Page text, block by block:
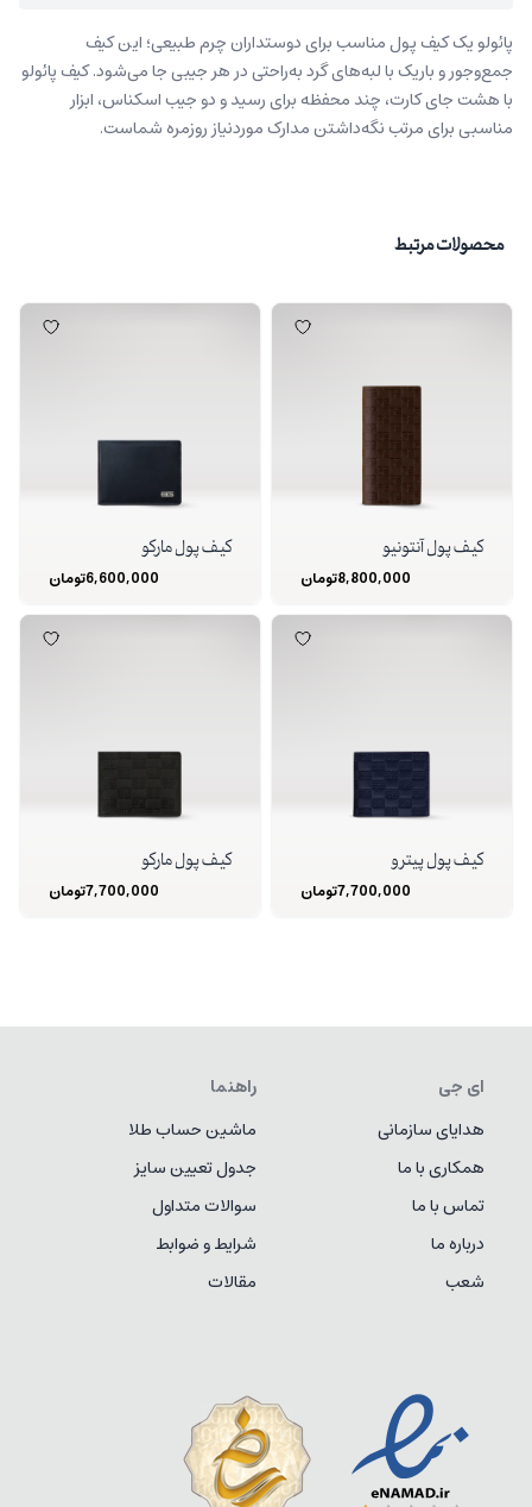
پائولو یک کیف پول مناسب برای دوستداران چرم طبیعی؛ این کیف
جمع‌وجور و باریک با لبه‌های گرد به‌راحتی در هر جیبی جا می‌شود. کیف پائولو
با هشت جای کارت، چند محفظه برای رسید و دو جیب اسکناس، ابزار
مناسبی برای مرتب نگه‌داشتن مدارک موردنیاز روزمره شماست.
محصولات مرتبط
کیف پول آنتونیو
8,800,000تومان
کیف پول مارکو
6,600,000تومان
کیف پول پیترو
7,700,000تومان
کیف پول مارکو
7,700,000تومان
ای جی
هدایای سازمانی
همکاری با ما
تماس با ما
درباره ما
شعب
راهنما
ماشین حساب طلا
جدول تعیین سایز
سوالات متداول
شرایط و ضوابط
مقالات